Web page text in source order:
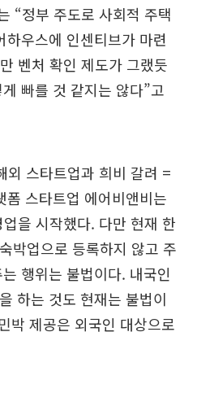
“정부 주도로 사회적 주택
우스에 인센티브가 마련
벤처 확인 제도가 그랬듯
빠를 것 같지는 않다”고
스타트업과 희비 갈려 =
스타트업 에어비앤비는
을 시작했다. 다만 현재 한
박업으로 등록하지 않고 주
행위는 불법이다. 내국인
하는 것도 현재는 불법이
박 제공은 외국인 대상으로